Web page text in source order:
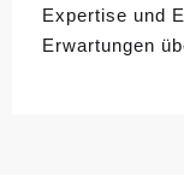
Expertise und
Erwartungen